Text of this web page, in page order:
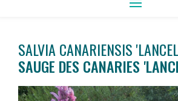
SALVIA CANARIENSIS
SAUGE DES CANARIES